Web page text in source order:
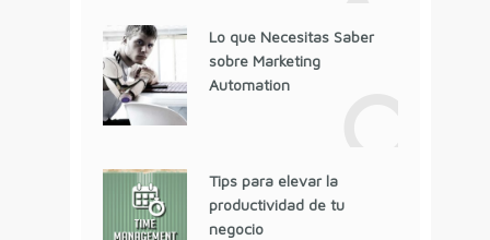
Lo que Necesitas Saber
sobre Marketing
Automation
Tips para elevar la
productividad de tu
negocio